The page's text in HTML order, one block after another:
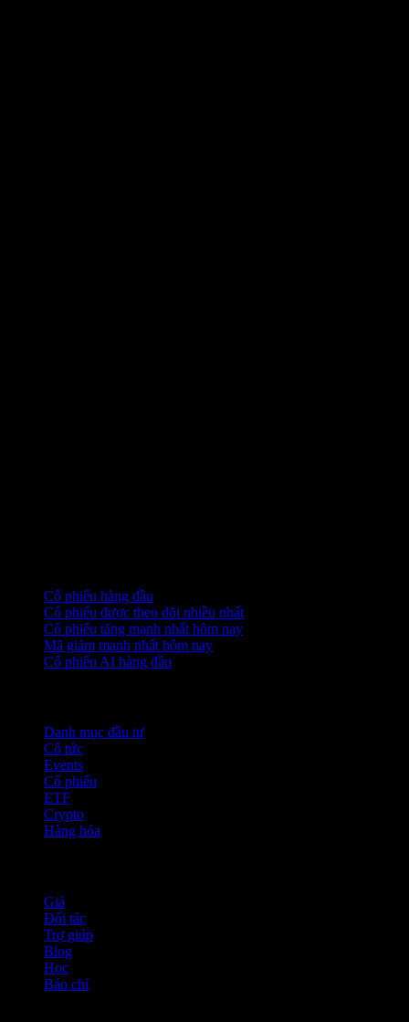
Cổ phiếu hàng đầu
Cổ phiếu được theo dõi nhiều nhất
Cổ phiếu tăng mạnh nhất hôm nay
Mã giảm mạnh nhất hôm nay
Cổ phiếu AI hàng đầu
Danh mục đầu tư
Cổ tức
Events
Cổ phiếu
ETF
Crypto
Hàng hóa
Giá
Đối tác
Trợ giúp
Blog
Học
Báo chí